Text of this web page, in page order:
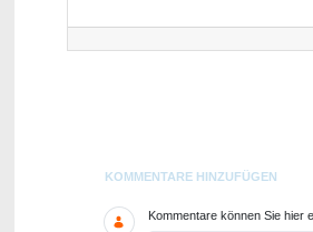
Blogs
KOMMENTARE HINZUFÜGEN
Kommentare können Sie hier